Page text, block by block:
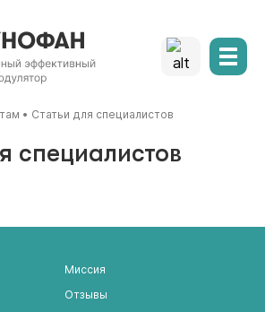
• Статьи для специалистов
специалистов
Миссия
Отзывы